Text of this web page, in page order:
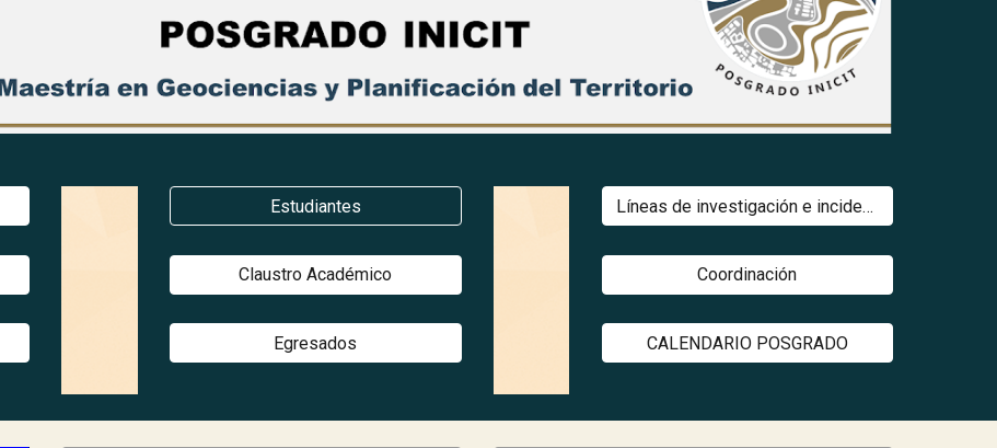
Estudiantes
Claustro Académico
Egresados
Líneas de investigación e incidencia social
Coordinación
CALENDARIO POSGRADO